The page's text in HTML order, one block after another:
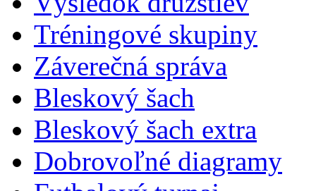
Tréningové skupiny
Záverečná správa
Bleskový šach
Bleskový šach extra
Dobrovoľné diagramy